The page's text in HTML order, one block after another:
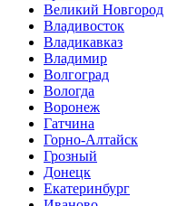
Великий Новгород
Владивосток
Владикавказ
Владимир
Волгоград
Вологда
Воронеж
Гатчина
Горно-Алтайск
Грозный
Донецк
Екатеринбург